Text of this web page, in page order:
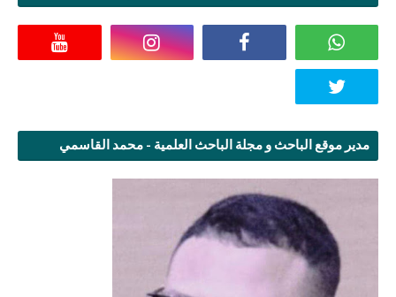
مدير موقع الباحث و مجلة الباحث العلمية - محمد القاسمي